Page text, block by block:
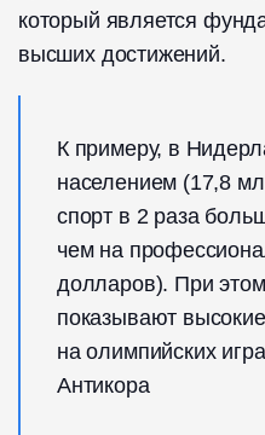
который является
высших достижений.
К примеру, в
населением (17,8
спорт в 2 раза
чем на
долларов). При
показывают
на олимпийских
Антикора